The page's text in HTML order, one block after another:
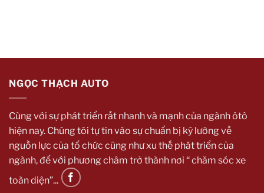
NGỌC THẠCH AUTO
Cùng với sự phát triển rất nhanh và mạnh của ngành ôtô
hiện nay. Chúng tôi tự tin vào sự chuẩn bị kỹ lưỡng về
nguồn lực của tổ chức cũng như xu thế phát triển của
ngành, để với phương châm trở thành nơi “ chăm sóc xe
toàn diện”...